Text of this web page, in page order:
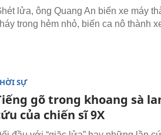
lửa, ông Quang An biến xe máy
trong hẻm nhỏ, biến ca nô thành
SỰ
gõ trong khoang sà
của chiến sĩ 9X